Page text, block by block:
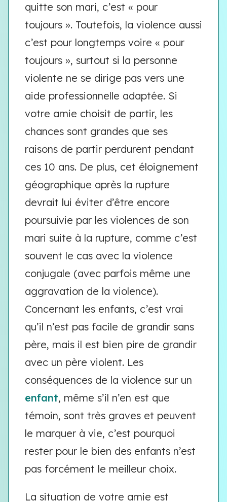
quitte son mari, c’est « pour
toujours ». Toutefois, la violence aussi
c’est pour longtemps voire « pour
toujours », surtout si la personne
violente ne se dirige pas vers une
aide professionnelle adaptée. Si
votre amie choisit de partir, les
chances sont grandes que ses
raisons de partir perdurent pendant
ces 10 ans. De plus, cet éloignement
géographique après la rupture
devrait lui éviter d’être encore
poursuivie par les violences de son
mari suite à la rupture, comme c’est
souvent le cas avec la violence
conjugale (avec parfois même une
aggravation de la violence).
Concernant les enfants, c’est vrai
qu’il n’est pas facile de grandir sans
père, mais il est bien pire de grandir
avec un père violent. Les
conséquences de la violence sur un
enfant, même s’il n’en est que
témoin, sont très graves et peuvent
le marquer à vie, c’est pourquoi
rester pour le bien des enfants n’est
pas forcément le meilleur choix.
La situation de votre amie est